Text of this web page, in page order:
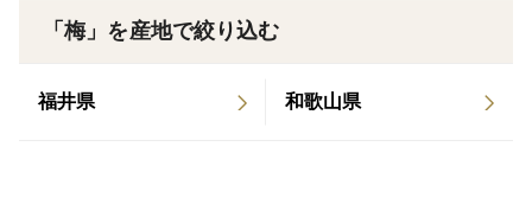
ドウ糖の大部分は根っこから土に分泌物として放出し微
化し微生物からの分泌物と地中のミネラルを根から栄養
「梅」を産地で絞り込む
福井県 和歌山県